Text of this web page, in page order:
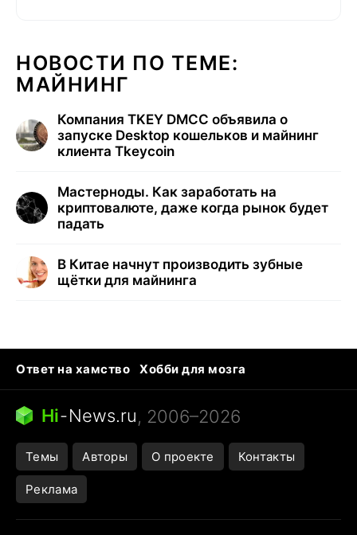
НОВОСТИ ПО ТЕМЕ:
МАЙНИНГ
Компания TKEY DMCC объявила о
запуске Desktop кошельков и майнинг
клиента Tkeycoin
Мастерноды. Как заработать на
криптовалюте, даже когда рынок будет
падать
В Китае начнут производить зубные
щётки для майнинга
Ответ на хамство
Хобби для мозга
Бензин 100 vs 95
Тунцы в океанариуме
Следующая пандемия
Hi-News.ru, 2006–2026
Темы Авторы О проекте Контакты
Реклама